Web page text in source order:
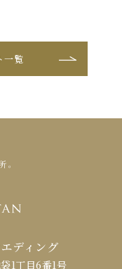
一覧
ディング
1丁目6番1号